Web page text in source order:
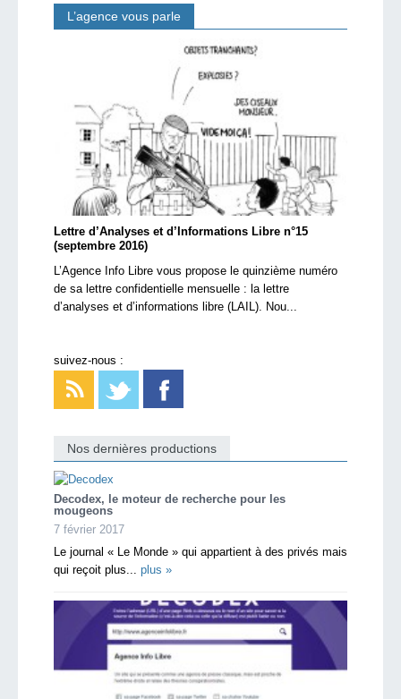
L’agence vous parle
Lettre d’Analyses et d’Informations Libre n°15
(septembre 2016)
L’Agence Info Libre vous propose le quinzième numéro
de sa lettre confidentielle mensuelle : la lettre
d’analyses et d’informations libre (LAIL). Nou...
suivez-nous :
Nos dernières productions
Decodex, le moteur de recherche pour les
mougeons
7 février 2017
Le journal « Le Monde » qui appartient à des privés mais
qui reçoit plus... plus »